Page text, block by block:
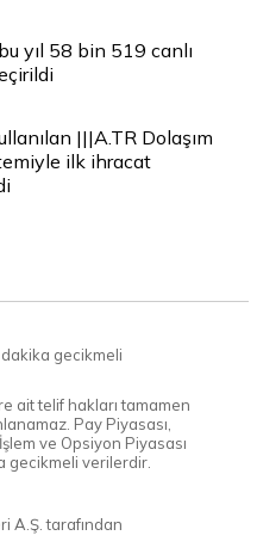
yıl 58 bin 519 canlı
|||A.TR Dolaşım
ilk ihracat
gecikmeli
ait telif hakları tamamen
Pay Piyasası,
ve Opsiyon Piyasası
gecikmeli verilerdir.
A.Ş. tarafından